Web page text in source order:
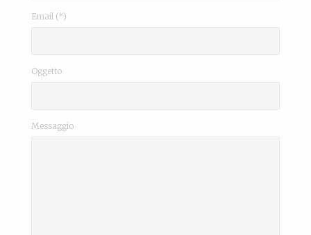
Email (*)
Oggetto
Messaggio